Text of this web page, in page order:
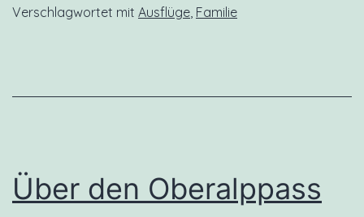
Verschlagwortet mit Ausflüge Familie
Über den Oberalppass